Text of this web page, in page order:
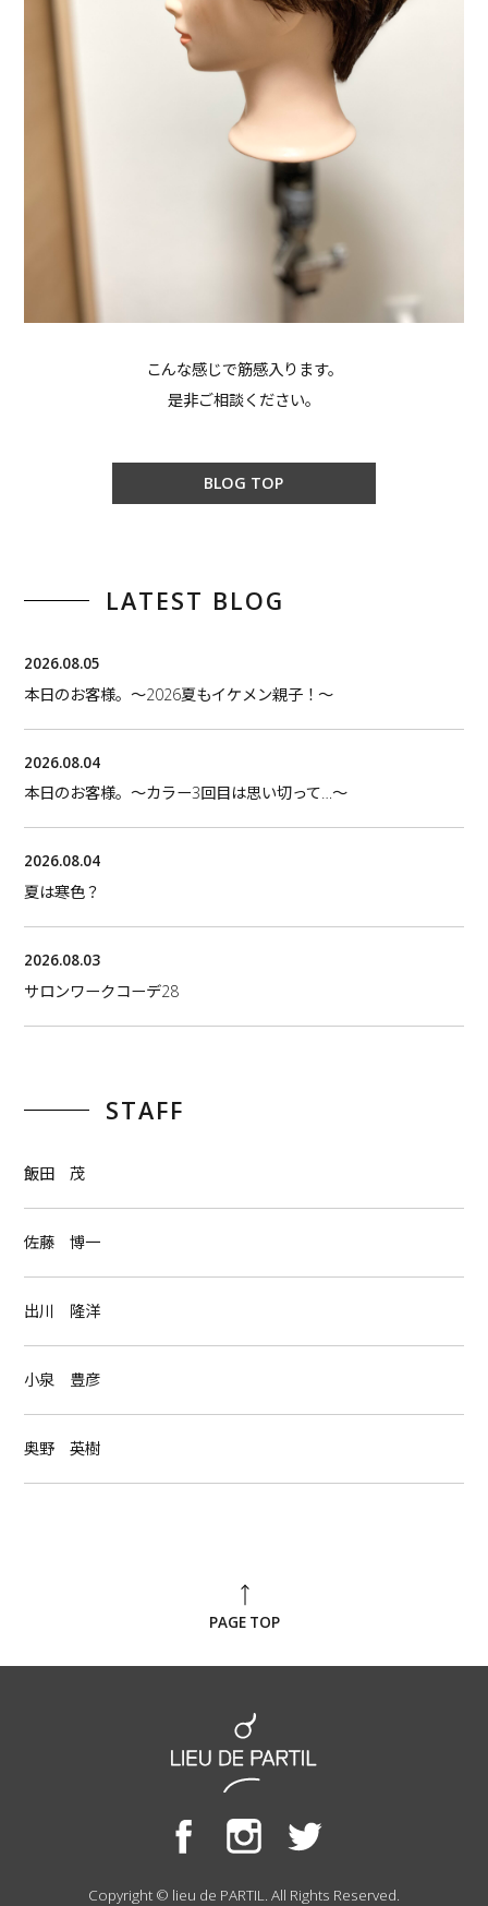
こんな感じで筋感入ります。
是非ご相談ください。
BLOG TOP
LATEST BLOG
2026.08.05
本日のお客様。〜2026夏もイケメン親子！〜
2026.08.04
本日のお客様。〜カラー3回目は思い切って…〜
2026.08.04
夏は寒色？
2026.08.03
サロンワークコーデ28
STAFF
飯田 茂
佐藤 博一
出川 隆洋
小泉 豊彦
奥野 英樹
PAGE TOP
Copyright © lieu de PARTIL. All Rights Reserved.